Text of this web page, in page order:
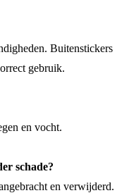
Buitenstickers
gebruik.
en vocht.
schade?
en verwijderd.